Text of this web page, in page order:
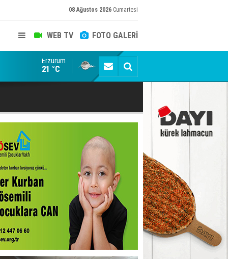
08 Ağustos 2026 Cumartesi
WEB TV FOTO GALERİ
Konuşanlar'a katıldı, söyledikleri başına iş açtı!
Erzurum
21 °C